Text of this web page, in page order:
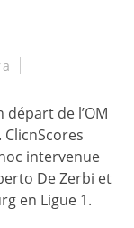
de l’OM
intervenue
De Zerbi et
en Ligue 1.